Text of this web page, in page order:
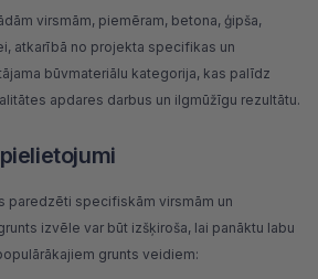
virsmām, piemēram, betona, ģipša,
atkarībā no projekta specifikas un
būvmateriālu kategorija, kas palīdz
apdares darbus un ilgmūžīgu rezultātu.
paredzēti specifiskām virsmām un
izvēle var būt izšķiroša, lai panāktu labu
grunts veidiem: